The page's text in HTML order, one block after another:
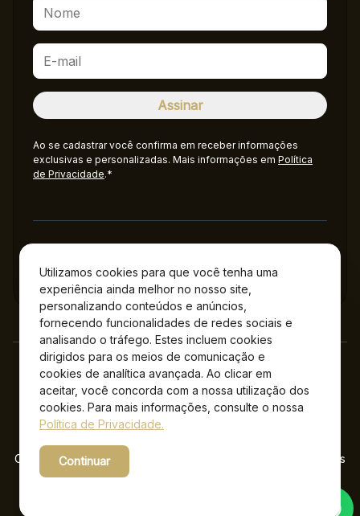
Utilizamos cookies para que você tenha uma
experiência ainda melhor no nosso site,
personalizando conteúdos e anúncios,
fornecendo funcionalidades de redes sociais e
analisando o tráfego. Estes incluem cookies
dirigidos para os meios de comunicação e
cookies de analítica avançada. Ao clicar em
aceitar, você concorda com a nossa utilização dos
cookies. Para mais informações, consulte o nossa
Política de Privacidade.
Continuar
Ao se cadastrar você confirma em receber informações
exclusivas e personalizadas. Mais informações em Política
de Privacidade.*
Administração
Copyright © 2026 Jockey Plaza Shopping – Todos os direitos